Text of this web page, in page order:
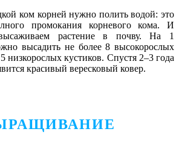
ком корней нужно полить водой: это
промокания корневого кома. И
растение в почву. На 1
высадить не более 8 высокорослых
низкорослых кустиков. Спустя 2–3 года
красивый вересковый ковер.